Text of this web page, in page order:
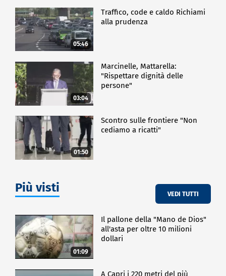
05:46
Traffico, code e caldo Richiami
alla prudenza
03:04
Marcinelle, Mattarella:
"Rispettare dignità delle
persone"
01:50
Scontro sulle frontiere "Non
cediamo a ricatti"
Più visti VEDI TUTTI
01:09
Il pallone della "Mano de Dios"
all'asta per oltre 10 milioni
dollari
A Capri i 220 metri del più